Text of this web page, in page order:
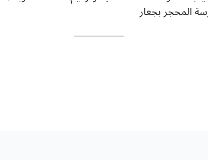
المحجر بجعار